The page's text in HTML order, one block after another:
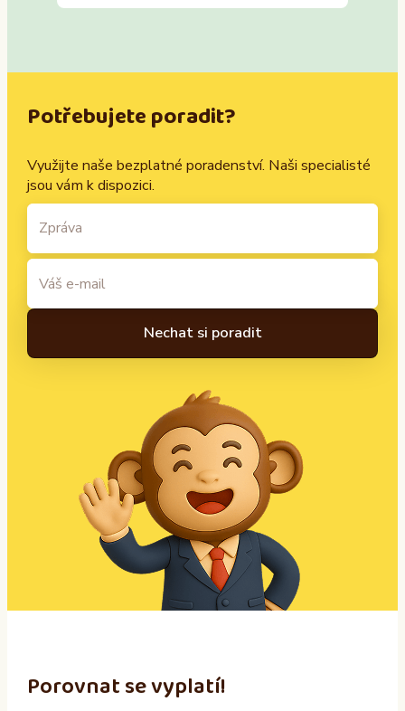
Potřebujete poradit?
Využijte naše bezplatné poradenství. Naši specialisté
jsou vám k dispozici.
:
Porovnat se vyplatí!